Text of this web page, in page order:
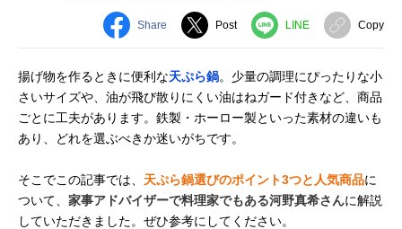
Share Post LINE Copy
揚げ物を作るときに便利な天ぷら鍋。少量の調理にぴったりな小
さいサイズや、油が飛び散りにくい油はねガード付きなど、商品
ごとに工夫があります。鉄製・ホーロー製といった素材の違いも
あり、どれを選ぶべきか迷いがちです。
そこでこの記事では、 天ぷら鍋選びのポイント3つと人気商品に
ついて、 家事アドバイザーで料理家でもある河野真希さんに解説
していただきました。ぜひ参考にしてください。